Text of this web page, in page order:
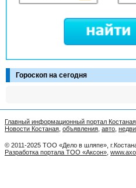
Гороскоп на сегодня
Главный информационный портал Костаная
Новости Костаная объявления авто
© 2011-2025 ТОО «Дело в шляпе»,
Разработка портала ТОО «Аксон»